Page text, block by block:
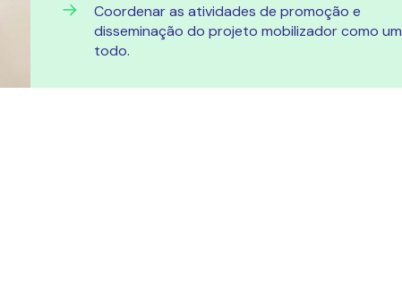
Coordenar as atividades de promoção e
disseminação do projeto mobilizador como um
todo.